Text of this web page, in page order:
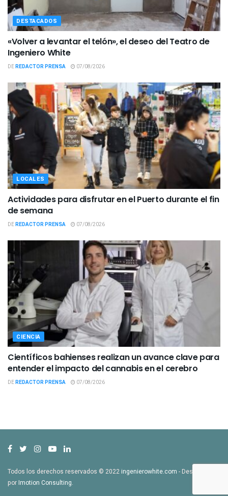
DESTACADOS
«Volver a levantar el telón», el deseo del Teatro de
Ingeniero White
DEREDACTOR PRENSA 07/08/2026
LOCALES
Actividades para disfrutar en el Puerto durante el fin
de semana
DEREDACTOR PRENSA 07/08/2026
CIENCIA
Científicos bahienses realizan un avance clave para
entender el impacto del cannabis en el cerebro
DEREDACTOR PRENSA 07/08/2026
Todos los derechos reservados © 2022ingenierowhite.com - Desarrollado
porImotion Consulting.